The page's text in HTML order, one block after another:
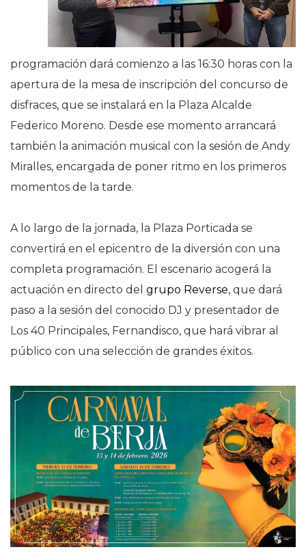
programación dará comienzo a las 16:30 horas con la
apertura de la mesa de inscripción del concurso de
disfraces, que se instalará en la Plaza Alcalde
Federico Moreno. Desde ese momento arrancará
también la animación musical con la sesión de Andy
Miralles, encargada de poner ritmo en los primeros
momentos de la tarde.
A lo largo de la jornada, la Plaza Porticada se
convertirá en el epicentro de la diversión con una
completa programación. El escenario acogerá la
actuación en directo del grupo Reverse, que dará
paso a la sesión del conocido DJ y presentador de
Los 40 Principales, Fernandisco, que hará vibrar al
público con una selección de grandes éxitos.